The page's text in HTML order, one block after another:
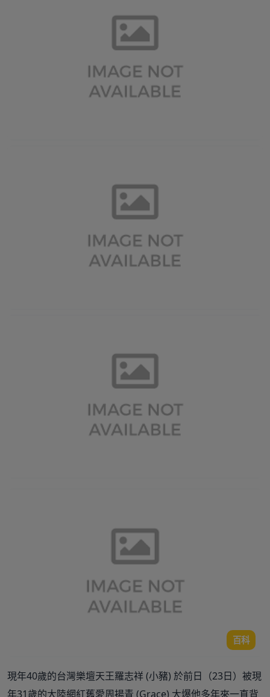
百科
現年40歲的台灣樂壇天王羅志祥 (小豬) 於前日（23日）被現
年31歲的大陸網紅舊愛周揚青 (Grace) 大爆他多年來一直背